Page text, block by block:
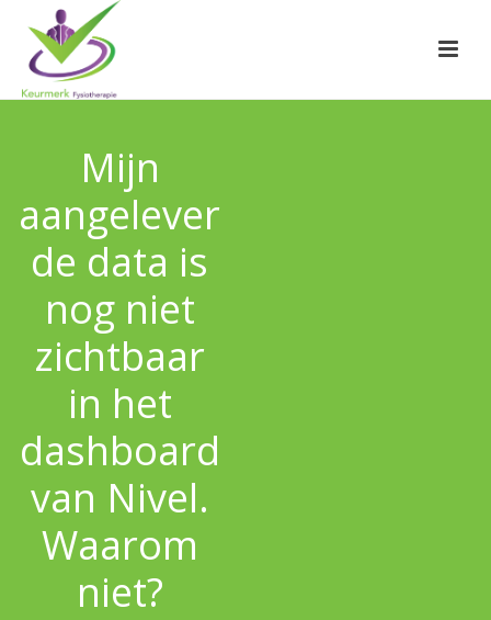
Mijn
aangelever
de data is
nog niet
zichtbaar
in het
dashboard
van Nivel.
Waarom
niet?